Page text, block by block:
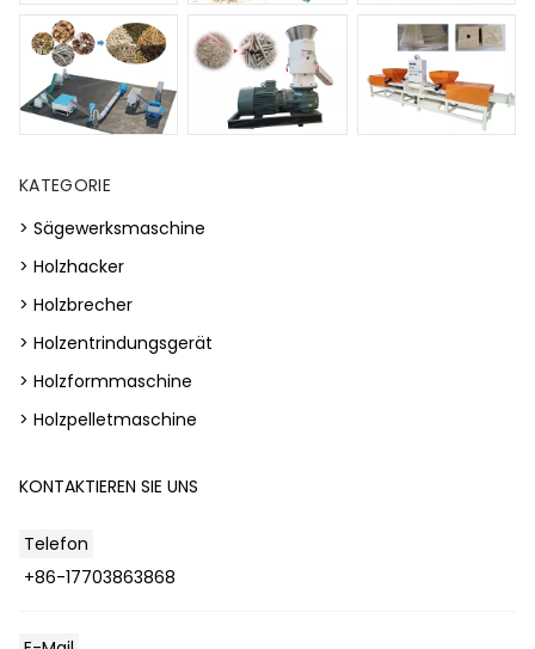
KATEGORIE
> Sägewerksmaschine
> Holzhacker
> Holzbrecher
> Holzentrindungsgerät
> Holzformmaschine
> Holzpelletmaschine
KONTAKTIEREN SIE UNS
Telefon
+86-17703863868